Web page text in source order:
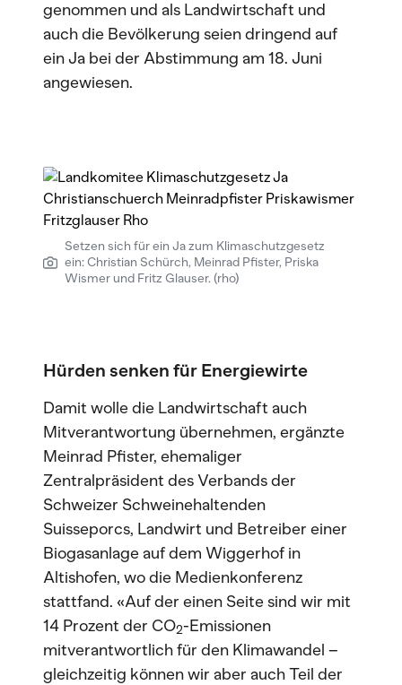
genommen und als Landwirtschaft und
auch die Bevölkerung seien dringend auf
ein Ja bei der Abstimmung am 18. Juni
angewiesen.
Setzen sich für ein Ja zum Klimaschutzgesetz
ein: Christian Schürch, Meinrad Pfister, Priska
Wismer und Fritz Glauser. (rho)
Hürden senken für Energiewirte
Damit wolle die Landwirtschaft auch
Mitverantwortung übernehmen, ergänzte
Meinrad Pfister, ehemaliger
Zentralpräsident des Verbands der
Schweizer Schweinehaltenden
Suisseporcs, Landwirt und Betreiber einer
Biogasanlage auf dem Wiggerhof in
Altishofen, wo die Medienkonferenz
stattfand. «Auf der einen Seite sind wir mit
14 Prozent der CO2-Emissionen
mitverantwortlich für den Klimawandel –
gleichzeitig können wir aber auch Teil der